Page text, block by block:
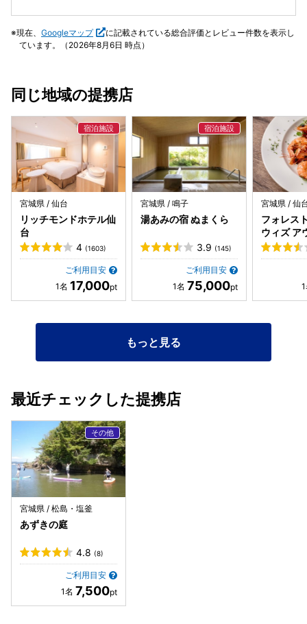
現在、 Googleマップ
に記載されている総合評価とレビュー件数を表示し
ています。（2026年8月6日 時点）
同じ地域の提携店
宮城県 / 仙台
リッチモンドホテル仙
台
4 (1603)
ご利用目安
17,000
宮城県 / 鳴子
湯あみの宿 ぬまくら
3.9 (145)
ご利用目安
75,000
宮城県 / 仙
フォレス
ウィズ ア
ビング（
ポリタン
もっと見る
最近チェックした提携店
宮城県 / 松島・塩釜
あずきの庭
4.8 (8)
ご利用目安
7,500